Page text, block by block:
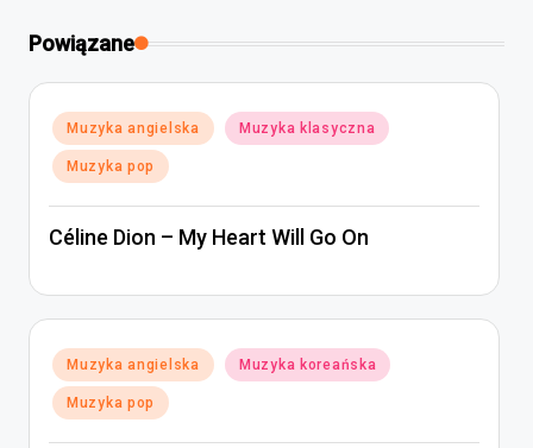
Powiązane
Posted
in
Muzyka angielska Muzyka klasyczna
Muzyka pop
Céline Dion – My Heart Will Go On
Posted
in
Muzyka angielska Muzyka koreańska
Muzyka pop